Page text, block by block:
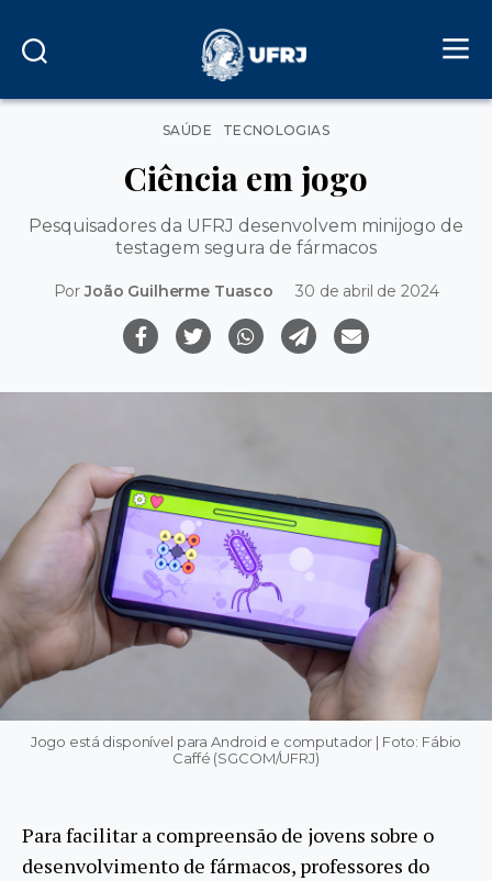
Categorias
SAÚDE TECNOLOGIAS
Ciência em jogo
Pesquisadores da UFRJ desenvolvem minijogo de
testagem segura de fármacos
PorJoão Guilherme Tuasco 30 de abril de 2024
Jogo está disponível para Android e computador | Foto: Fábio
Caffé (SGCOM/UFRJ)
Para facilitar a compreensão de jovens sobre o
desenvolvimento de fármacos, professores do